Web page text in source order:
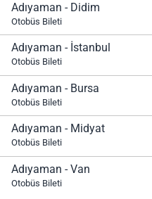
Adıyaman - Didim
Otobüs Bileti
Adıyaman - İstanbul
Otobüs Bileti
Adıyaman - Bursa
Otobüs Bileti
Adıyaman - Midyat
Otobüs Bileti
Adıyaman - Van
Otobüs Bileti